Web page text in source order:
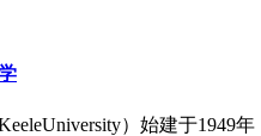
）始建于1949